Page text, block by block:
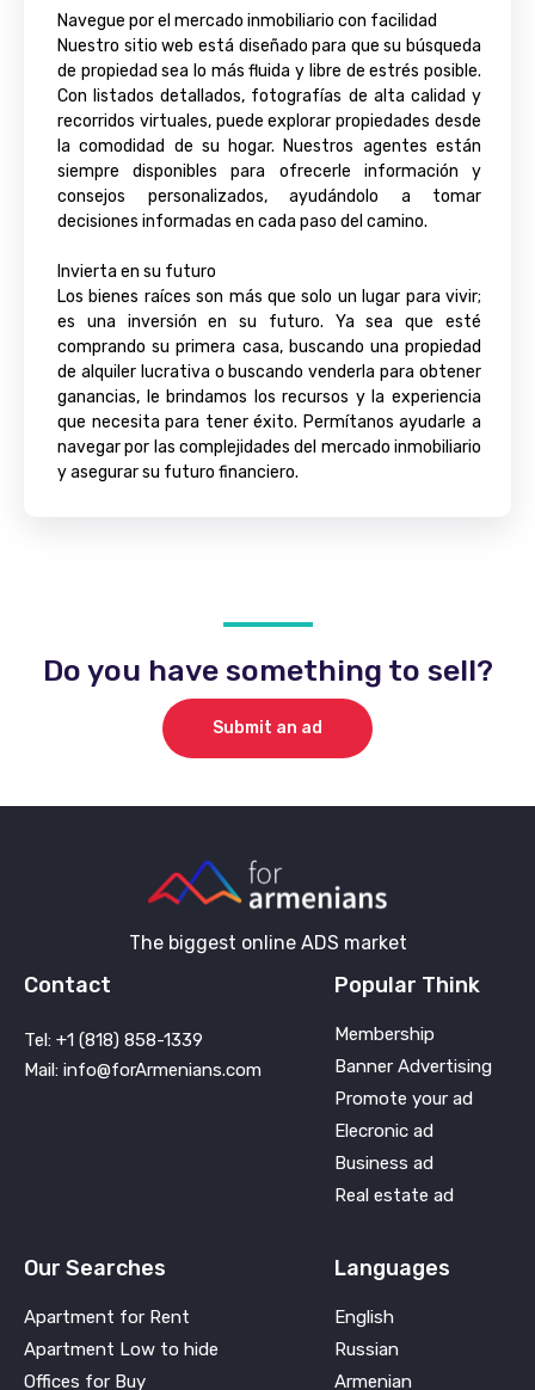
Navegue por el mercado inmobiliario con facilidad
Nuestro sitio web está diseñado para que su búsqueda
de propiedad sea lo más fluida y libre de estrés posible.
Con listados detallados, fotografías de alta calidad y
recorridos virtuales, puede explorar propiedades desde
la comodidad de su hogar. Nuestros agentes están
siempre disponibles para ofrecerle información y
consejos personalizados, ayudándolo a tomar
decisiones informadas en cada paso del camino.
Invierta en su futuro
Los bienes raíces son más que solo un lugar para vivir;
es una inversión en su futuro. Ya sea que esté
comprando su primera casa, buscando una propiedad
de alquiler lucrativa o buscando venderla para obtener
ganancias, le brindamos los recursos y la experiencia
que necesita para tener éxito. Permítanos ayudarle a
navegar por las complejidades del mercado inmobiliario
y asegurar su futuro financiero.
Do you have something to sell?
Submit an ad
The biggest online ADS market
Contact
Tel: +1 (818) 858-1339
Mail: info@forArmenians.com
Popular Think
Membership
Banner Advertising
Promote your ad
Elecronic ad
Business ad
Real estate ad
Our Searches
Apartment for Rent
Apartment Low to hide
Offices for Buy
Languages
English
Russian
Armenian